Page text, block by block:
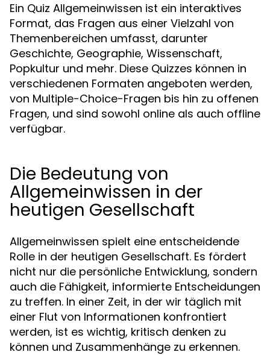
Ein Quiz Allgemeinwissen ist ein interaktives
Format, das Fragen aus einer Vielzahl von
Themenbereichen umfasst, darunter
Geschichte, Geographie, Wissenschaft,
Popkultur und mehr. Diese Quizzes können in
verschiedenen Formaten angeboten werden,
von Multiple-Choice-Fragen bis hin zu offenen
Fragen, und sind sowohl online als auch offline
verfügbar.
Die Bedeutung von
Allgemeinwissen in der
heutigen Gesellschaft
Allgemeinwissen spielt eine entscheidende
Rolle in der heutigen Gesellschaft. Es fördert
nicht nur die persönliche Entwicklung, sondern
auch die Fähigkeit, informierte Entscheidungen
zu treffen. In einer Zeit, in der wir täglich mit
einer Flut von Informationen konfrontiert
werden, ist es wichtig, kritisch denken zu
können und Zusammenhänge zu erkennen.